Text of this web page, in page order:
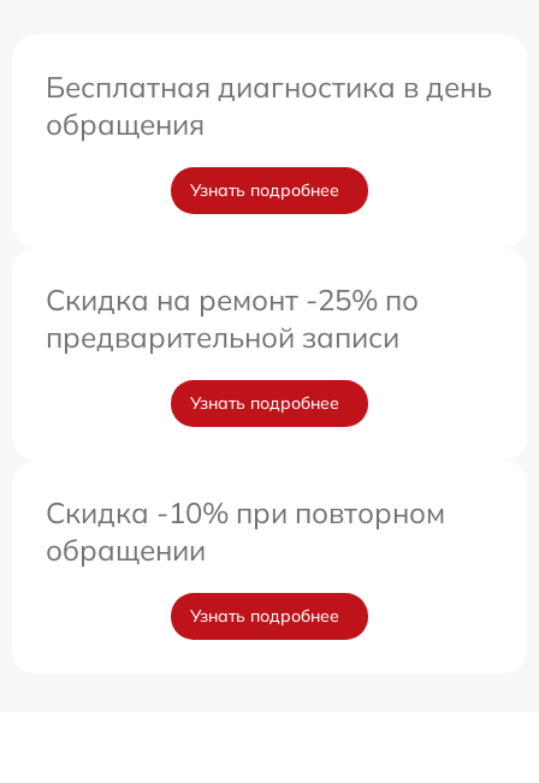
Бесплатная диагностика в день
обращения
Узнать подробнее
Скидка на ремонт -25% по
предварительной записи
Узнать подробнее
Скидка -10% при повторном
обращении
Узнать подробнее